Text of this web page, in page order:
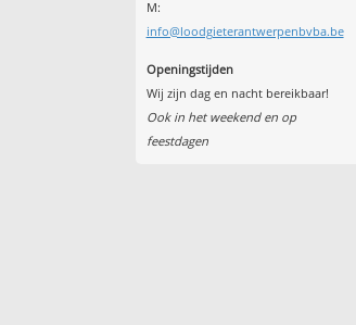
M:
info@loodgieterantwerpenbvba.be
Openingstijden
Wij zijn dag en nacht bereikbaar!
Ook in het weekend en op
feestdagen